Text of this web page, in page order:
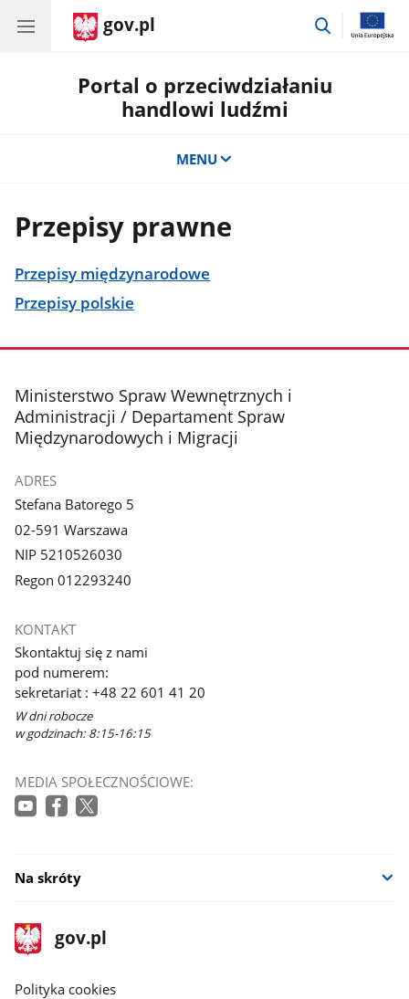
gov.pl
przejdź
Portal o przeciwdziałaniu
handlowi ludźmi
MENU
Przepisy prawne
Przepisy międzynarodowe
Przepisy polskie
stopka
Ministerstwo Spraw Wewnętrznych i
Administracji / Departament Spraw
Międzynarodowych i Migracji
ADRES
Stefana Batorego 5
02-591 Warszawa
NIP 5210526030
Regon 012293240
KONTAKT
Skontaktuj się z nami
pod numerem:
sekretariat : +48 22 601 41 20
W dni robocze
w godzinach: 8:15-16:15
MEDIA SPOŁECZNOŚCIOWE:
Na skróty
stopka
gov.pl
Strona
gov.pl
gov.pl
Polityka cookies